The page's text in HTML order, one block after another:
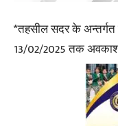
*तहसील सदर के अन्तर्गत
13/02/2025 तक